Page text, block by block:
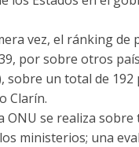
vez, el ránking de
por sobre otros
sobre un total de
Clarín.
ONU se realiza
ministerios; una